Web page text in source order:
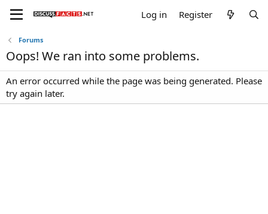
Log in Register
Forums
Oops! We ran into some problems.
An error occurred while the page was being generated. Please
try again later.